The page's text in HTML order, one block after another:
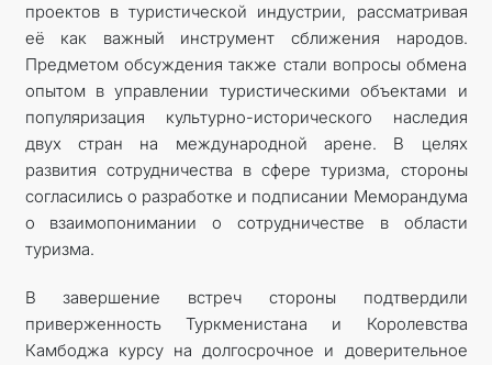
проектов в туристической индустрии, рассматривая
её как важный инструмент сближения народов.
Предметом обсуждения также стали вопросы обмена
опытом в управлении туристическими объектами и
популяризация культурно-исторического наследия
двух стран на международной арене. В целях
развития сотрудничества в сфере туризма, стороны
согласились о разработке и подписании Меморандума
о взаимопонимании о сотрудничестве в области
туризма.
В завершение встреч стороны подтвердили
приверженность Туркменистана и Королевства
Камбоджа курсу на долгосрочное и доверительное